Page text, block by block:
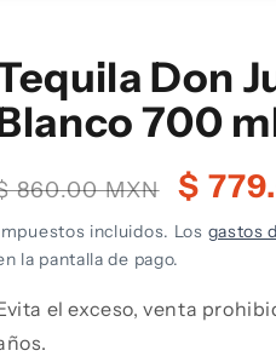
Don
700
860.00 MXN
Precio
oferta
$
incluidos. Los gastos
la pantalla de pago.
el exceso, venta